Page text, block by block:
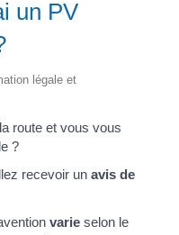
un PV
légale et
route et vous vous
?
recevoir unavis de
varie selon le